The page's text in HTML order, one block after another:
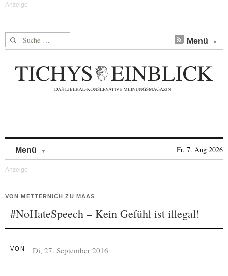
Suche nach: Menü
Menü Fr, 7. Aug 2026
VON METTERNICH ZU MAAS
#NoHateSpeech – Kein Gefühl ist illegal!
VON Di, 27. September 2016